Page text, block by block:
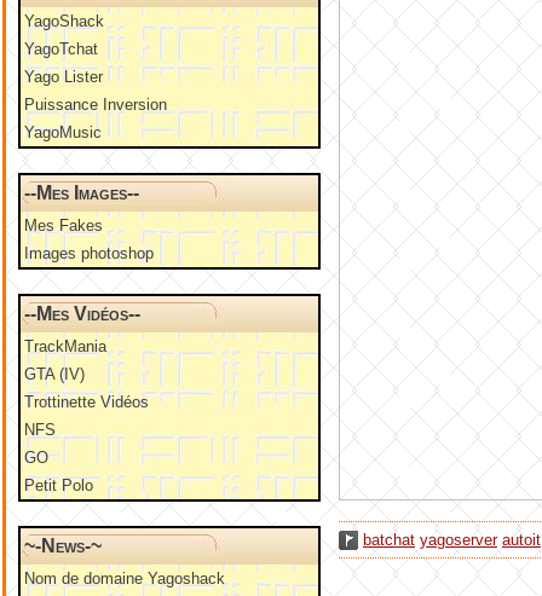
YagoShack
YagoTchat
Yago Lister
Puissance Inversion
YagoMusic
--Mes Images--
Mes Fakes
Images photoshop
--Mes Vidéos--
TrackMania
GTA (IV)
Trottinette Vidéos
NFS
GO
Petit Polo
~-News-~
Nom de domaine Yagoshack
batchat yagoserver autoit